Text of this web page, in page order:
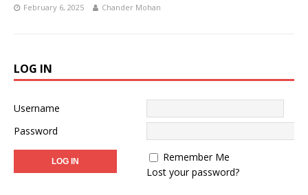
February 6, 2025 Chander Mohan
LOG IN
Username
Password
Remember Me
Lost your password?